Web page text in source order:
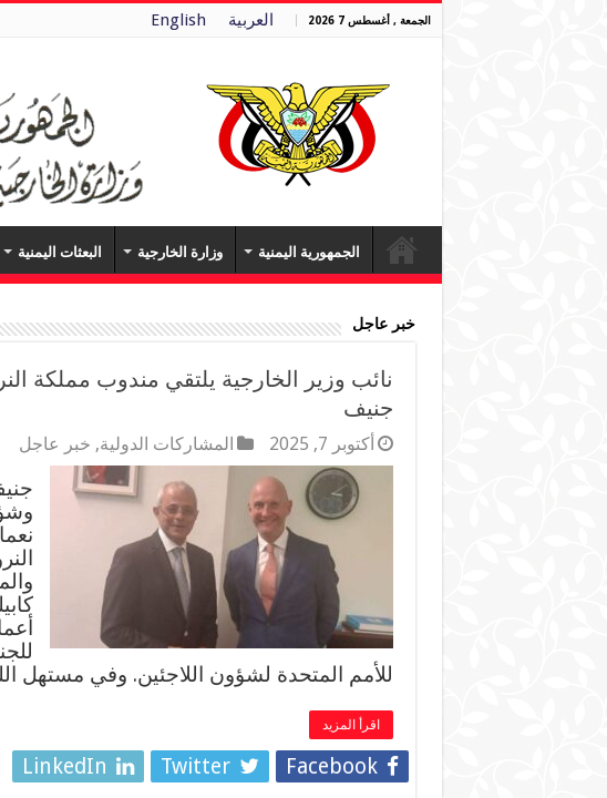
الجمعة , أغسطس 7 2026 العربية English
الجمهورية اليمنية وزارة الخارجية البعثات اليمنية
خبر عاجل
نائب وزير الخارجية يلتقي مندوب مملكة
جنيف
أكتوبر 7, 2025 المشاركات الدولية, خبر عاجل
للأمم المتحدة لشؤون اللاجئين. وفي مستهل
اقرأ المزيد
Facebook
Twitter
LinkedIn